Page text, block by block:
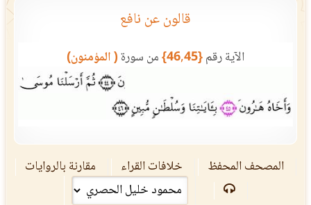
قالون عن نافع
الآية رقم{46,45} من سورة( المؤمنون)
المصحف المحفظ خلافات القراء مقارنة بالروايات